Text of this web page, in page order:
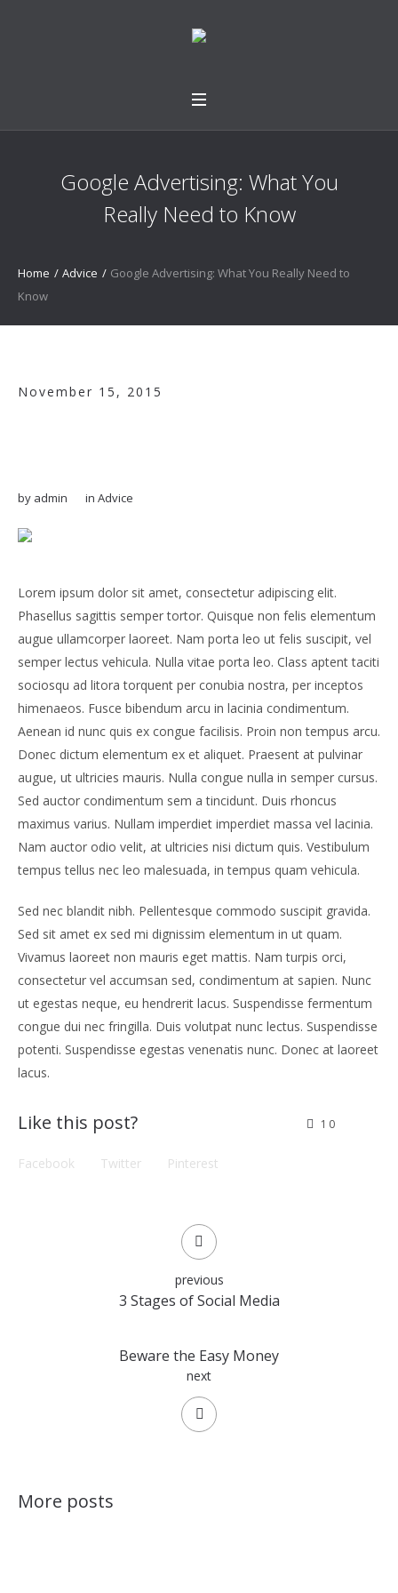
Google Advertising: What You
Really Need to Know
Home / Advice / Google Advertising: What You Really Need to
Know
November 15, 2015
by admin in Advice
Lorem ipsum dolor sit amet, consectetur adipiscing elit.
Phasellus sagittis semper tortor. Quisque non felis elementum
augue ullamcorper laoreet. Nam porta leo ut felis suscipit, vel
semper lectus vehicula. Nulla vitae porta leo. Class aptent taciti
sociosqu ad litora torquent per conubia nostra, per inceptos
himenaeos. Fusce bibendum arcu in lacinia condimentum.
Aenean id nunc quis ex congue facilisis. Proin non tempus arcu.
Donec dictum elementum ex et aliquet. Praesent at pulvinar
augue, ut ultricies mauris. Nulla congue nulla in semper cursus.
Sed auctor condimentum sem a tincidunt. Duis rhoncus
maximus varius. Nullam imperdiet imperdiet massa vel lacinia.
Nam auctor odio velit, at ultricies nisi dictum quis. Vestibulum
tempus tellus nec leo malesuada, in tempus quam vehicula.
Sed nec blandit nibh. Pellentesque commodo suscipit gravida.
Sed sit amet ex sed mi dignissim elementum in ut quam.
Vivamus laoreet non mauris eget mattis. Nam turpis orci,
consectetur vel accumsan sed, condimentum at sapien. Nunc
ut egestas neque, eu hendrerit lacus. Suspendisse fermentum
congue dui nec fringilla. Duis volutpat nunc lectus. Suspendisse
potenti. Suspendisse egestas venenatis nunc. Donec at laoreet
lacus.
Like this post?
Facebook Twitter Pinterest
10
3 Stages of Social Media
previous
Beware the Easy Money
next
More posts